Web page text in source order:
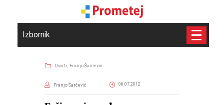
Izbornik
Osvrti, Franjo Šarčević
Franjo Šarčević 06.07.2012